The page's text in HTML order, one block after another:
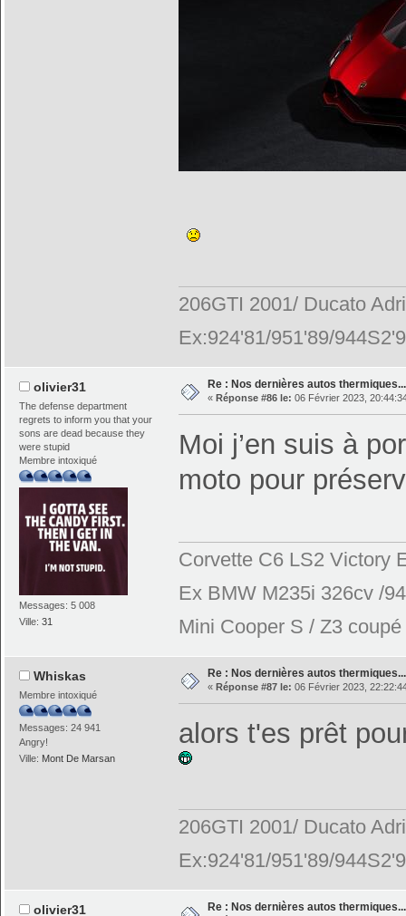
206GTI 2001/ Ducato
Ex:924'81/951'89/
olivier31
The defense department
regrets to inform you that your
sons are dead because they
were stupid
Membre intoxiqué
Messages: 5 008
Ville:31
Re : Nos dernières autos
« Réponse #86 le: 06 Février 2023,
Moi j’en suis à
moto pour
Corvette C6 LS2 Victory
Ex BMW M235i 326cv /
Mini Cooper S / Z3
Whiskas
Membre intoxiqué
Messages: 24 941
Angry!
Ville: Mont De Marsan
Re : Nos dernières autos
« Réponse #87 le: 06 Février 2023,
alors t'es prêt
206GTI 2001/ Ducato
Ex:924'81/951'89/
olivier31 Re : Nos dernières autos